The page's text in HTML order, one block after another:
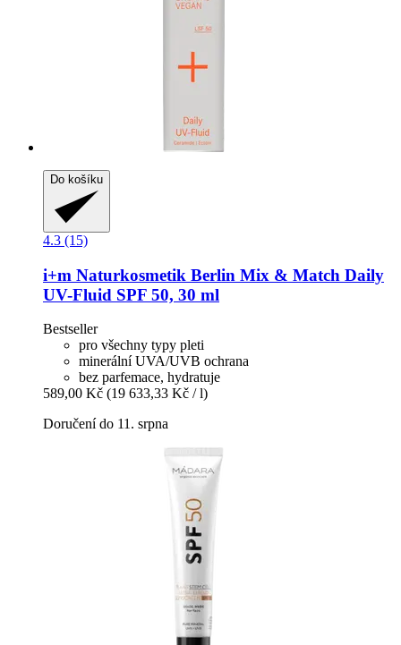
Do košíku
4.3 (15)
i+m Naturkosmetik Berlin Mix & Match Daily
UV-​Fluid SPF 50, 30 ml
Bestseller
pro všechny typy pleti
minerální UVA/UVB ochrana
bez parfemace, hydratuje
589,00 Kč (19 633,33 Kč / l)
Doručení do 11. srpna